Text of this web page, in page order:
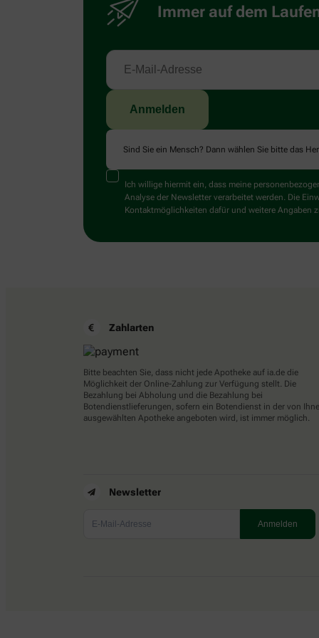
Immer auf dem
Sind Sie ein Mensch? Dann wählen Sie bitte das
Ich willige hiermit ein, dass meine
Analyse der Newsletter verarbeitet werden. Die
Kontaktmöglichkeiten dafür und weitere Angaben
Zahlarten
Bitte beachten Sie, dass nicht jede Apotheke auf ia.de die
Möglichkeit der Online-Zahlung zur Verfügung stellt. Die
Bezahlung bei Abholung und die Bezahlung bei
Botendienstlieferungen, sofern ein Botendienst in der von
ausgewählten Apotheke angeboten wird, ist immer möglich.
Newsletter